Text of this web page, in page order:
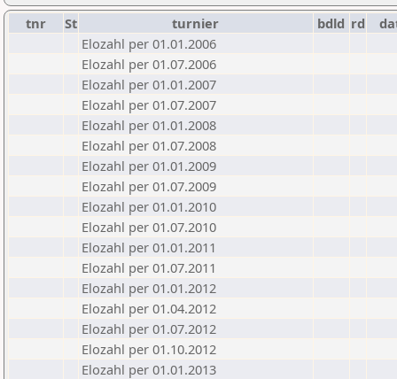
tnr St turnier bdld rd
Elozahl per 01.01.2006
Elozahl per 01.07.2006
Elozahl per 01.01.2007
Elozahl per 01.07.2007
Elozahl per 01.01.2008
Elozahl per 01.07.2008
Elozahl per 01.01.2009
Elozahl per 01.07.2009
Elozahl per 01.01.2010
Elozahl per 01.07.2010
Elozahl per 01.01.2011
Elozahl per 01.07.2011
Elozahl per 01.01.2012
Elozahl per 01.04.2012
Elozahl per 01.07.2012
Elozahl per 01.10.2012
Elozahl per 01.01.2013